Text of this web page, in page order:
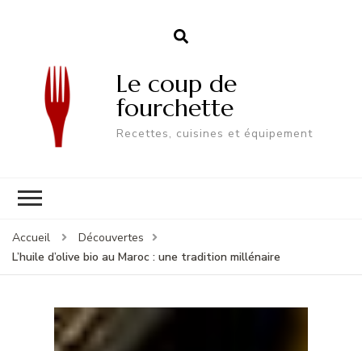
Le coup de
fourchette
Recettes, cuisines et équipement
Accueil
Découvertes
L’huile d’olive bio au Maroc : une tradition millénaire